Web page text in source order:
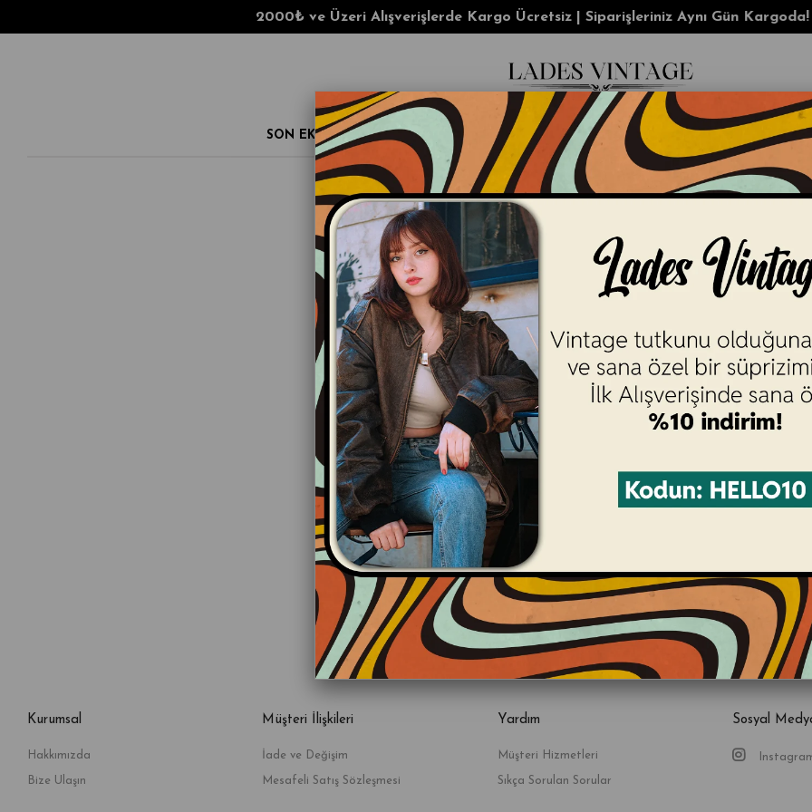
2000₺ ve Üzeri Alışverişlerde Kargo Ücretsiz | Siparişleriniz Aynı Gün Kargoda!
SON EKLENENLER KADIN ERKEK AKSESUAR
'Lades Vintage', zamansız parçaları stil ile buluşturmak için
İletişim Bilgilerimiz ;
www.ladesvintage.com
Mail: ladesvintage@gmail.com
Instagram: ladesvintage
Teknik Destek: Instagram üzerinden iletişime geçebilirsiniz.
Mağazamızı ziyaret edin;
Caferağa Mahallesi - Soner Sokak No2-B
BIZDEN HABERLER
Bültenimize Üye Olun ! Tüm İndirim ve Fırsatlardan İlk Sizin Haberiniz Olsun !
GÖNDER
Kurumsal
Hakkımızda
Bize Ulaşın
Müşteri İlişkileri
İade ve Değişim
Mesafeli Satış Sözleşmesi
Yardım
Müşteri Hizmetleri
Sıkça Sorulan Sorular
Sosyal